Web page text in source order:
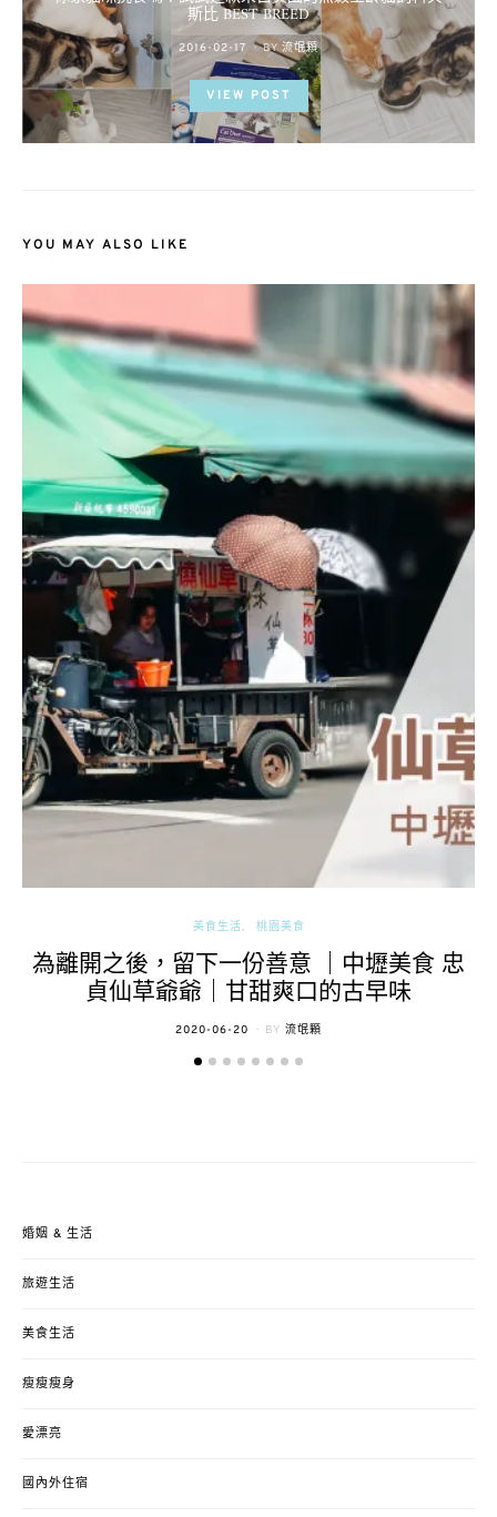
斯比 BEST BREED
POSTED
2016-02-17 BY 流氓顆
VIEW POST
YOU MAY ALSO LIKE
美食生活 桃園美食
為離開之後，留下一份善意 ｜中壢美食 忠
貞仙草爺爺｜甘甜爽口的古早味
POSTED
2020-06-20 BY 流氓顆
婚姻 & 生活
旅遊生活
美食生活
瘦瘦瘦身
愛漂亮
國內外住宿